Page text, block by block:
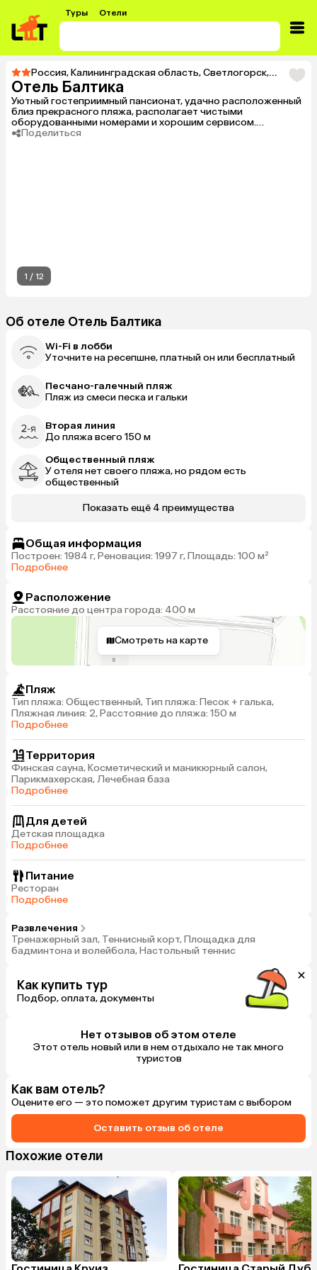
Туры Отели
Россия,Калининградская область,Светлогорск, Тур в
Отель Балтика
Уютный гостеприимный пансионат, удачно расположенный
близ прекрасного пляжа, располагает чистыми
оборудованными номерами и хорошим сервисом.
Доброжелательный персонал приложит все усилия для
Поделиться
1 / 12
Об отеле Отель Балтика
Wi-Fi в лобби
Уточните на ресепшне, платный он или бесплатный
Песчано-галечный пляж
Пляж из смеси песка и гальки
Вторая линия
До пляжа всего 150 м
Общественный пляж
У отеля нет своего пляжа, но рядом есть
общественный
Показать ещё 4 преимущества
Общая информация
Построен: 1984 г, Реновация: 1997 г, Площадь: 100 м²
Подробнее
Расположение
Расстояние до центра города: 400 м
Смотреть на карте
Пляж
Тип пляжа: Общественный, Тип пляжа: Песок + галька,
Пляжная линия: 2, Расстояние до пляжа: 150 м
Подробнее
Территория
Финская сауна, Косметический и маникюрный салон,
Парикмахерская, Лечебная база
Подробнее
Для детей
Детская площадка
Подробнее
Питание
Ресторан
Подробнее
Развлечения
Тренажерный зал, Теннисный корт, Площадка для
бадминтона и волейбола, Настольный теннис
Как купить тур
Подбор, оплата, документы
Нет отзывов об этом отеле
Этот отель новый или в нем отдыхало не так много
туристов
Как вам отель?
Оцените его — это поможет другим туристам с выбором
Оставить отзыв об отеле
Похожие отели